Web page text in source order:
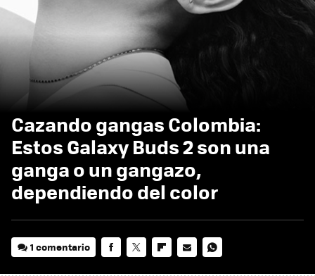
Cazando gangas Colombia:
Estos Galaxy Buds 2 son una
ganga o un gangazo,
dependiendo del color
1 comentario